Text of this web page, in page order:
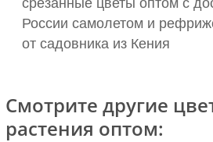
России самолетом и
от садовника из Кения
Смотрите другие
растения оптом: